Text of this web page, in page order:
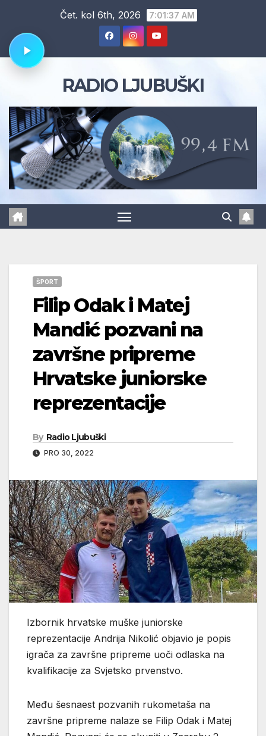
content
Čet. kol 6th, 2026 7:01:38 AM
RADIO LJUBUŠKI
ŠPORT
Filip Odak i Matej
Mandić pozvani na
završne pripreme
Hrvatske juniorske
reprezentacije
By Radio Ljubuški
PRO 30, 2022
Izbornik hrvatske muške juniorske
reprezentacije Andrija Nikolić objavio je popis
igrača za završne pripreme uoči odlaska na
kvalifikacije za Svjetsko prvenstvo.
Među šesnaest pozvanih rukometaša na
završne pripreme nalaze se Filip Odak i Matej